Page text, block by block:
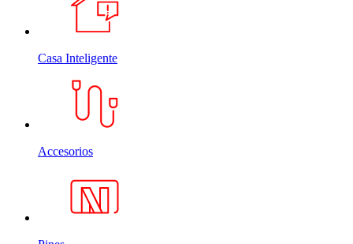
Casa Inteligente
Accesorios